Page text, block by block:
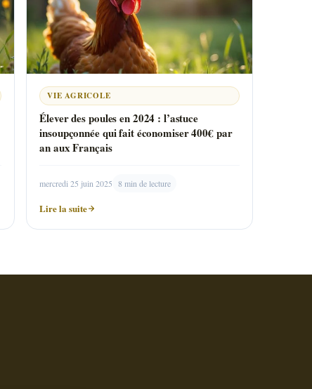
VIE AGRICOLE
Élever des poules en 2024 : l’astuce
insoupçonnée qui fait économiser 400€ par
an aux Français
mercredi 25 juin 2025 8 min de lecture
Lire la suite